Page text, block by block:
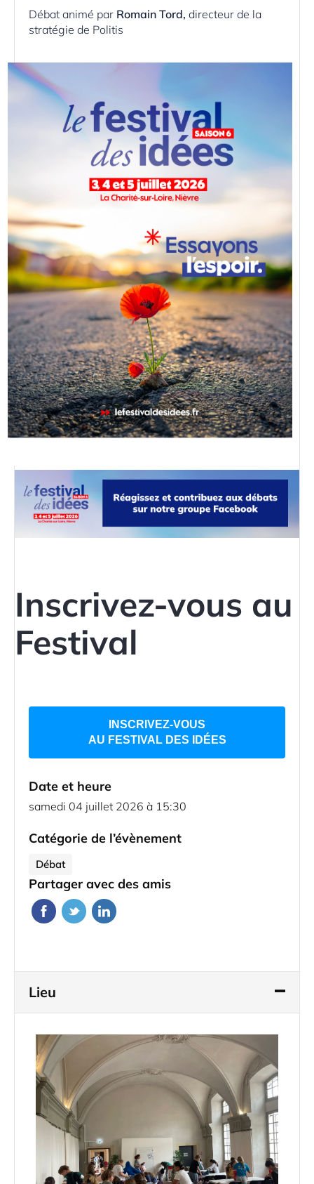
Débat animé par Romain Tord, directeur de la
stratégie de Politis
Inscrivez-vous au
Festival
INSCRIVEZ-VOUS
AU FESTIVAL DES IDÉES
Date et heure
samedi 04 juillet 2026 à 15:30
Catégorie de l’évènement
Débat
Partager avec des amis
Lieu